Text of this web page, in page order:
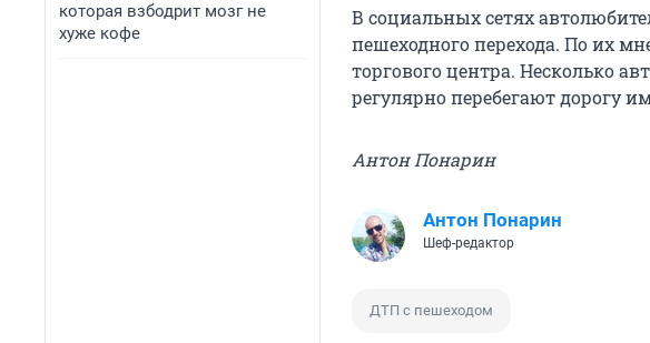
которая взбодрит мозг не
хуже кофе
В социальных сетях
пешеходного перехода. По их
торгового центра. Несколько
регулярно перебегают дорогу
Антон Понарин
Антон Понарин
Шеф-редактор
ДТП с пешеходом